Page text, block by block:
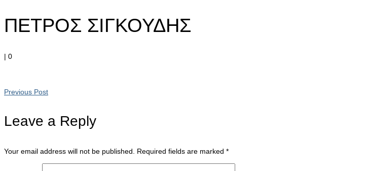
ΠΕΤΡΟΣ ΣΙΓΚΟΥΔΗΣ
| 0
Previous Post
Leave a Reply
Your email address will not be published. Required fields are marked *